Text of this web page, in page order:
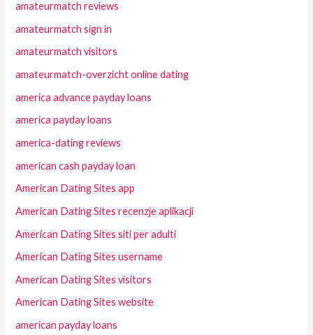
amateurmatch reviews
amateurmatch sign in
amateurmatch visitors
amateurmatch-overzicht online dating
america advance payday loans
america payday loans
america-dating reviews
american cash payday loan
American Dating Sites app
American Dating Sites recenzje aplikacji
American Dating Sites siti per adulti
American Dating Sites username
American Dating Sites visitors
American Dating Sites website
american payday loans